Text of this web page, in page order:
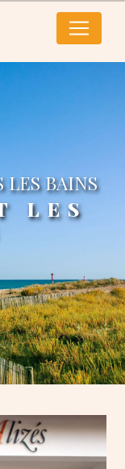
LES BAINS